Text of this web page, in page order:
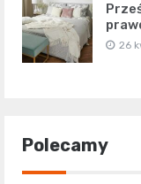
26
Polecamy